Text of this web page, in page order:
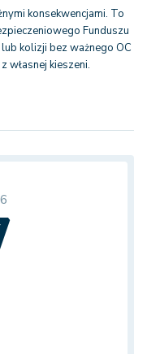
konsekwencjami. To
Funduszu
kolizji bez ważnego OC
własnej kieszeni.